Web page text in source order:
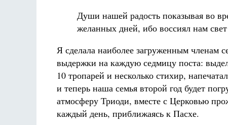
Души нашей радость показывая во
желанных дней, ибо воссиял нам свет
Я сделала наиболее загруженным членам
выдержки на каждую седмицу поста:
10 тропарей и несколько стихир,
и теперь наша семья второй год будет
атмосферу Триоди, вместе с Церковью
каждый день, приближаясь к Пасхе.